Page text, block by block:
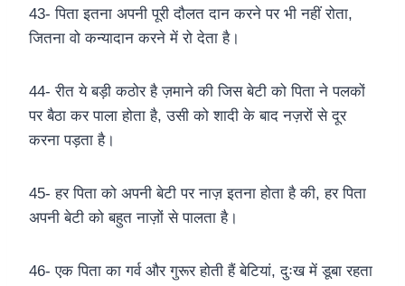
43- पिता इतना अपनी पूरी दौलत दान करने पर भी नहीं रोता,
जितना वो कन्यादान करने में रो देता है।
44- रीत ये बड़ी कठोर है ज़माने की जिस बेटी को पिता ने पलकों
पर बैठा कर पाला होता है, उसी को शादी के बाद नज़रों से दूर
करना पड़ता है।
45- हर पिता को अपनी बेटी पर नाज़ इतना होता है की, हर पिता
अपनी बेटी को बहुत नाज़ों से पालता है।
46- एक पिता का गर्व और गुरूर होती हैं बेटियां, दुःख में डूबा रहता